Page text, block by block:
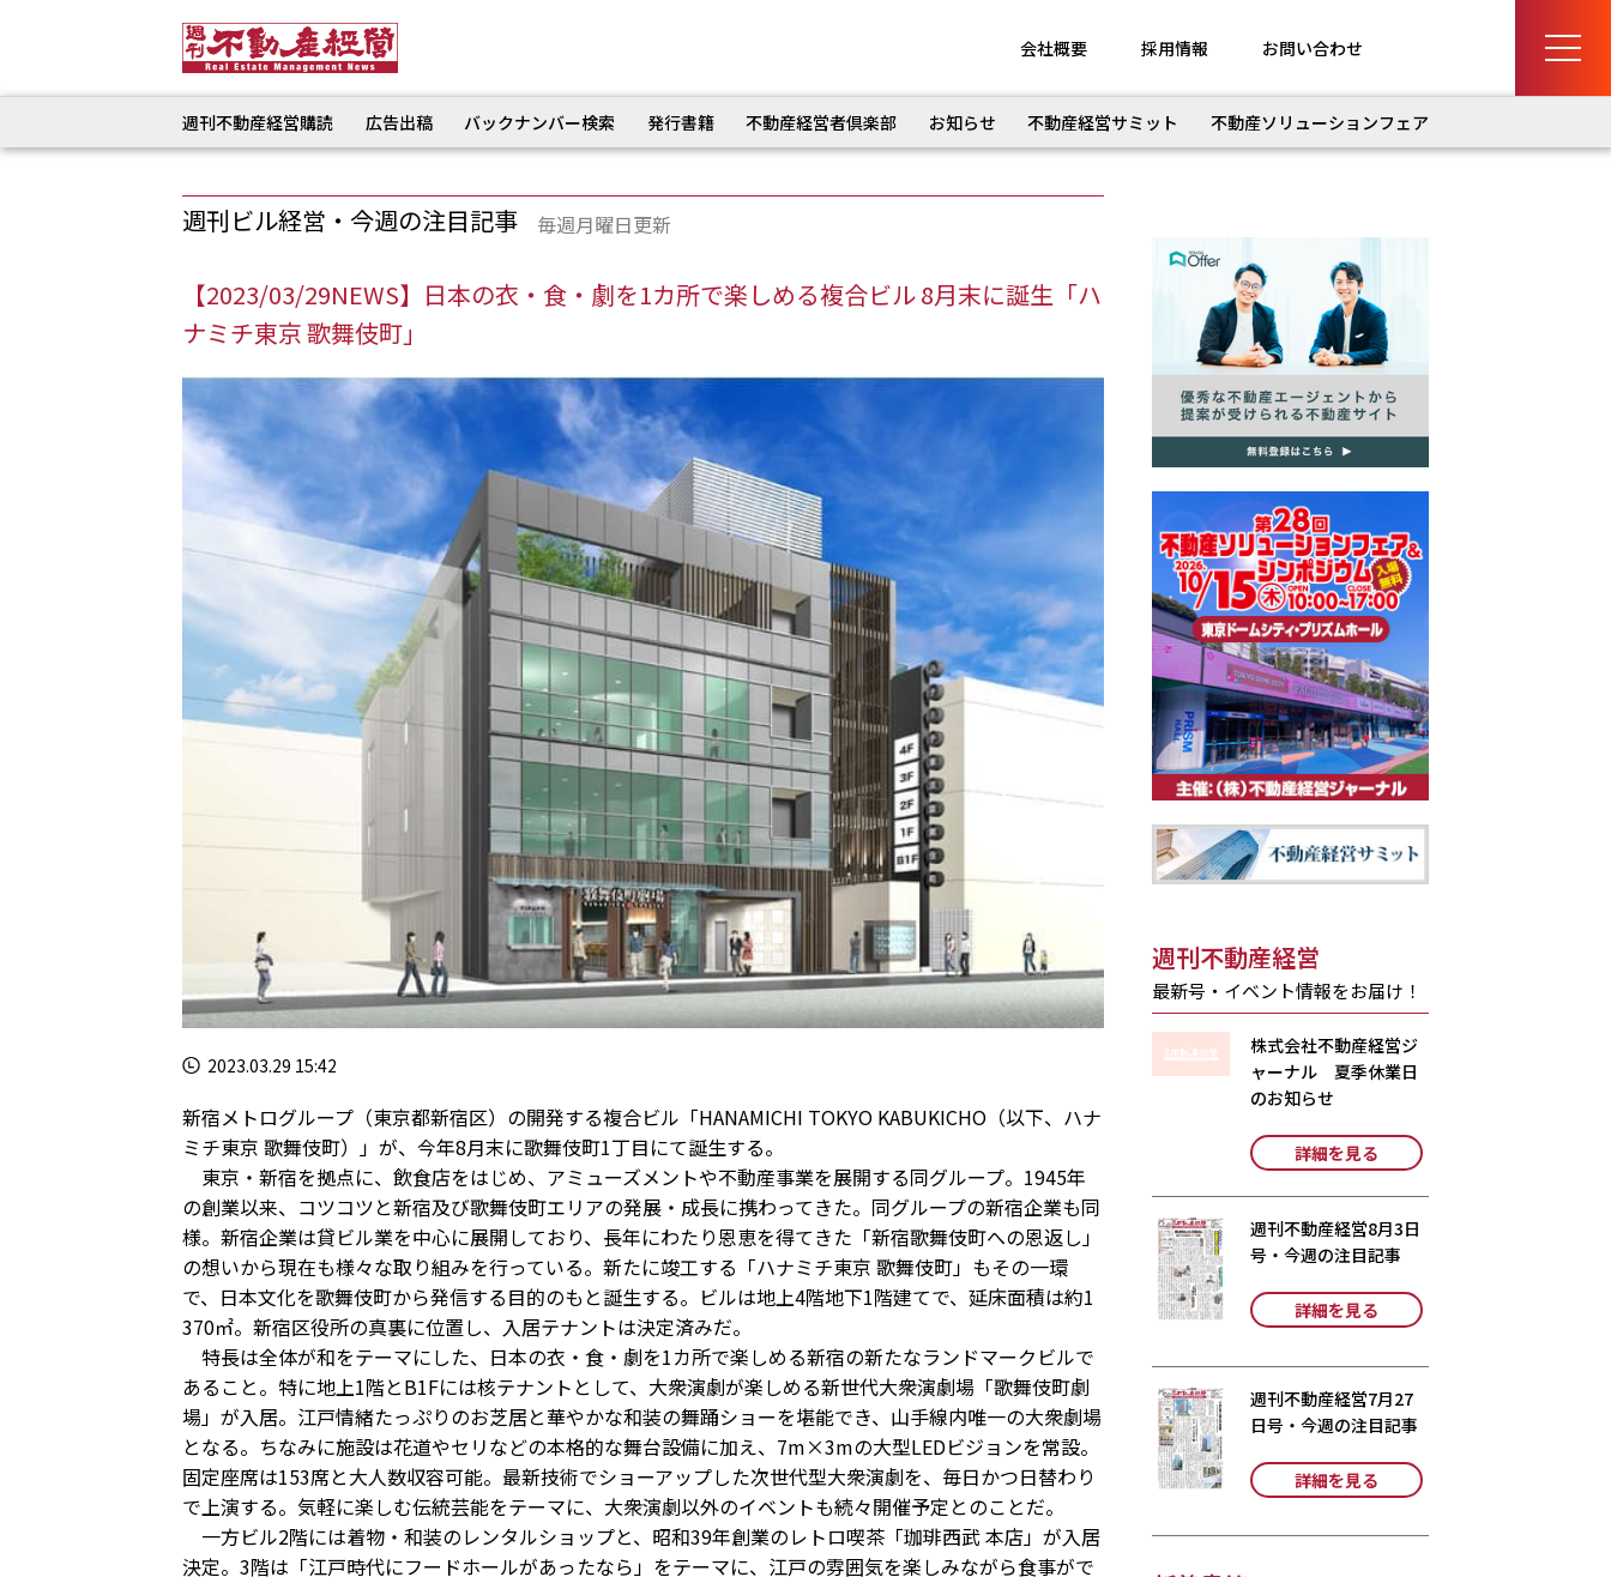
会社概要 採用情報 お問い合わせ
週刊不動産経営購読 広告出稿 バックナンバー検索 発行書籍 不動産経営者倶楽部 お知らせ 不動産経営サミット 不動産ソリューションフェア
週刊ビル経営・今週の注目記事 毎週月曜日更新
【2023/03/29NEWS】日本の衣・食・劇を1カ所で楽しめる複合ビル 8月末に誕生「ハ
ナミチ東京 歌舞伎町」
2023.03.29 15:42
新宿メトログループ（東京都新宿区）の開発する複合ビル「HANAMICHI TOKYO KABUKICHO（以下、ハナ
ミチ東京 歌舞伎町）」が、今年8月末に歌舞伎町1丁目にて誕生する。
東京・新宿を拠点に、飲食店をはじめ、アミューズメントや不動産事業を展開する同グループ。1945年
の創業以来、コツコツと新宿及び歌舞伎町エリアの発展・成長に携わってきた。同グループの新宿企業も同
様。新宿企業は貸ビル業を中心に展開しており、長年にわたり恩恵を得てきた「新宿歌舞伎町への恩返し」
の想いから現在も様々な取り組みを行っている。新たに竣工する「ハナミチ東京 歌舞伎町」もその一環
で、日本文化を歌舞伎町から発信する目的のもと誕生する。ビルは地上4階地下1階建てで、延床面積は約1
370㎡。新宿区役所の真裏に位置し、入居テナントは決定済みだ。
特長は全体が和をテーマにした、日本の衣・食・劇を1カ所で楽しめる新宿の新たなランドマークビルで
あること。特に地上1階とB1Fには核テナントとして、大衆演劇が楽しめる新世代大衆演劇場「歌舞伎町劇
場」が入居。江戸情緒たっぷりのお芝居と華やかな和装の舞踊ショーを堪能でき、山手線内唯一の大衆劇場
となる。ちなみに施設は花道やセリなどの本格的な舞台設備に加え、7m×3mの大型LEDビジョンを常設。
固定座席は153席と大人数収容可能。最新技術でショーアップした次世代型大衆演劇を、毎日かつ日替わり
で上演する。気軽に楽しむ伝統芸能をテーマに、大衆演劇以外のイベントも続々開催予定とのことだ。
一方ビル2階には着物・和装のレンタルショップと、昭和39年創業のレトロ喫茶「珈琲西武 本店」が入居
決定。3階は「江戸時代にフードホールがあったなら」をテーマに、江戸の雰囲気を楽しみながら食事がで
週刊不動産経営
最新号・イベント情報をお届け！
株式会社不動産経営ジ
ャーナル 夏季休業日
のお知らせ
詳細を見る
週刊不動産経営8月3日
号・今週の注目記事
詳細を見る
週刊不動産経営7月27
日号・今週の注目記事
詳細を見る